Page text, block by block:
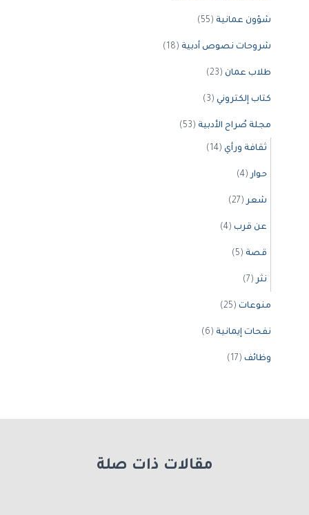
شؤون عمانية (55)
شروحات نصوص أدبية (18)
طلاب عمان (23)
كتاب إلكتروني (3)
مجلة صُراح الأدبية (53)
ثقافة ورأي (14)
حوار(4)
شعر(27)
عن قرب (4)
قصة (5)
نثر(7)
منوعات (25)
نفحات إيمانية (6)
وظائف (17)
مقالات ذات صلة